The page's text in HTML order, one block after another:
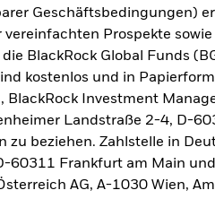
Geschäftsbedingungen)
vereinfachten Prospekte
BlackRock Global Funds
kostenlos und in
BlackRock Investment
Landstraße 2-4, D-
zu beziehen. Zahlstelle in
60311 Frankfurt am Main
AG, A-1030 Wien,